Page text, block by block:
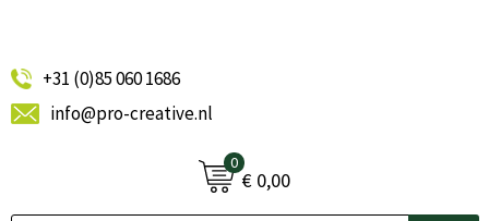
+31 (0)85 060 1686
info@pro-creative.nl
0
€ 0,00